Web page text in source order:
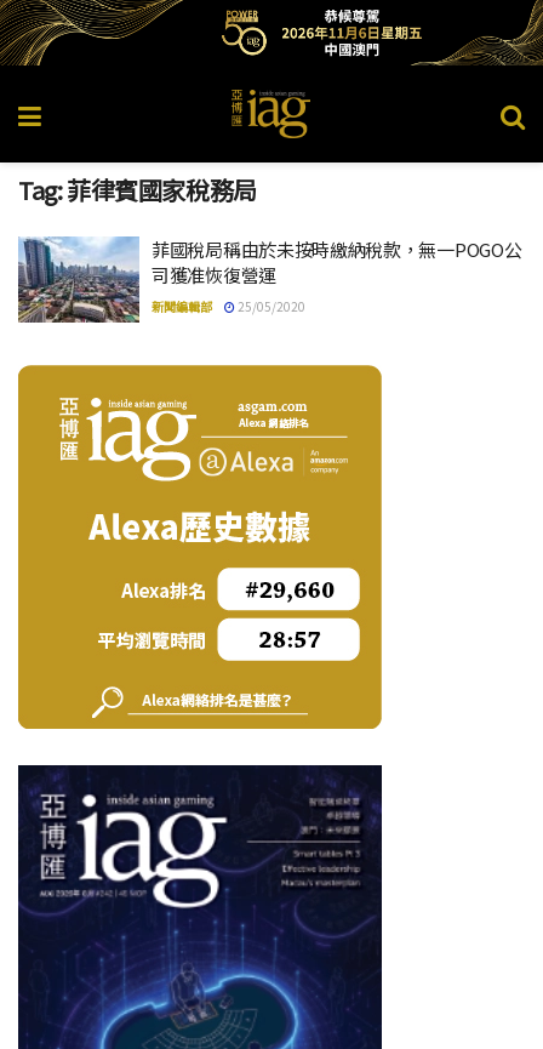
Tag:菲律賓國家稅務局
菲國稅局稱由於未按時繳納稅款，無一POGO公
司獲准恢復營運
新聞編輯部 25/05/2020